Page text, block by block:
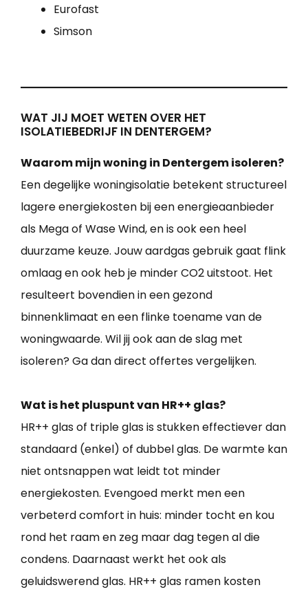
Eurofast
Simson
WAT JIJ MOET WETEN OVER HET
ISOLATIEBEDRIJF IN DENTERGEM?
Waarom mijn woning in Dentergem isoleren?
Een degelijke woningisolatie betekent structureel
lagere energiekosten bij een energieaanbieder
als Mega of Wase Wind, en is ook een heel
duurzame keuze. Jouw aardgas gebruik gaat flink
omlaag en ook heb je minder CO2 uitstoot. Het
resulteert bovendien in een gezond
binnenklimaat en een flinke toename van de
woningwaarde. Wil jij ook aan de slag met
isoleren? Ga dan direct offertes vergelijken.
Wat is het pluspunt van HR++ glas?
HR++ glas of triple glas is stukken effectiever dan
standaard (enkel) of dubbel glas. De warmte kan
niet ontsnappen wat leidt tot minder
energiekosten. Evengoed merkt men een
verbeterd comfort in huis: minder tocht en kou
rond het raam en zeg maar dag tegen al die
condens. Daarnaast werkt het ook als
geluidswerend glas. HR++ glas ramen kosten